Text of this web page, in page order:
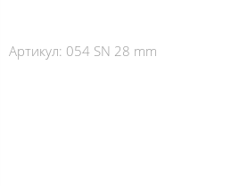
Артикул: 054 SN 28 mm